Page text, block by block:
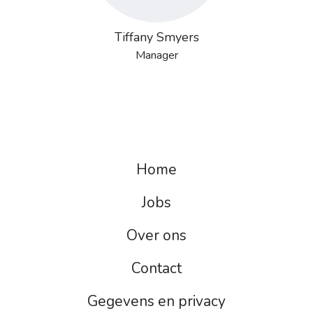
Tiffany Smyers
Manager
Home
Jobs
Over ons
Contact
Gegevens en privacy